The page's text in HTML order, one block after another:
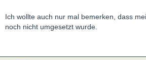
Ich wollte auch nur mal bemerken, dass
noch nicht umgesetzt wurde.